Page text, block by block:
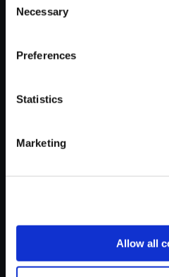
Selection
Necessary
Preferences
Statistics
Marketing
Allow all